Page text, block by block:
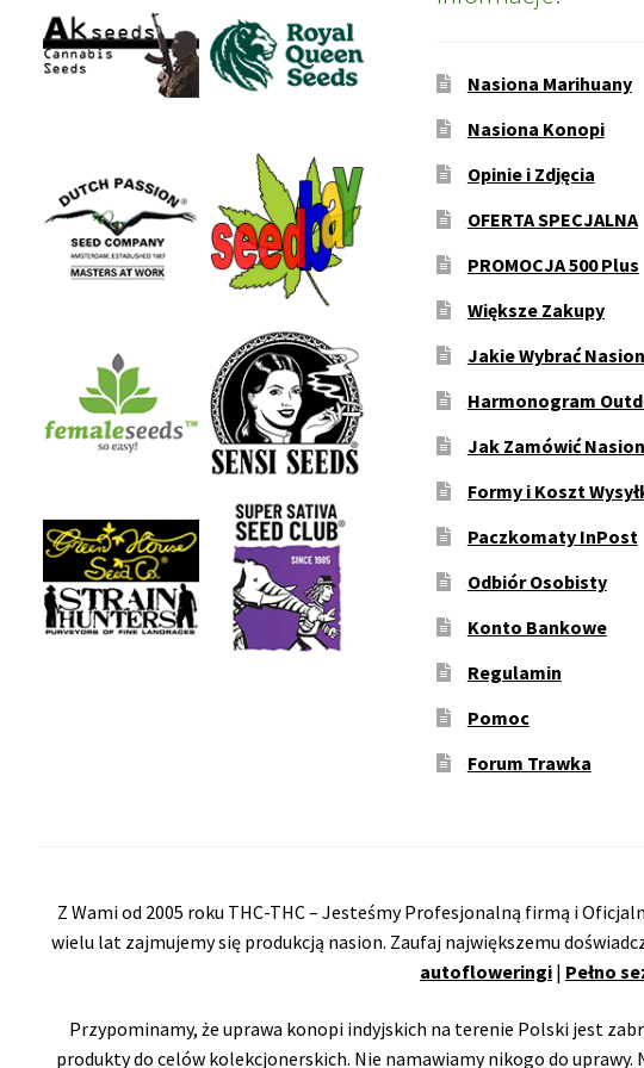
Nasiona Marihuany
Nasiona Konopi
Opinie i Zdjęcia
OFERTA SPECJALNA
PROMOCJA 500 Plus
Większe Zakupy
Jakie Wybrać
Harmonogram
Jak Zamówić
Formy i Koszt
Paczkomaty InPost
Odbiór Osobisty
Konto Bankowe
Regulamin
Pomoc
Forum Trawka
Z Wami od 2005 roku THC-THC – Jesteśmy Profesjonalną firmą i
wielu lat zajmujemy się produkcją nasion. Zaufaj największemu
autofloweringi | Pełno
Przypominamy, że uprawa konopi indyjskich na terenie Polski jest
produkty do celów kolekcjonerskich. Nie namawiamy nikogo do